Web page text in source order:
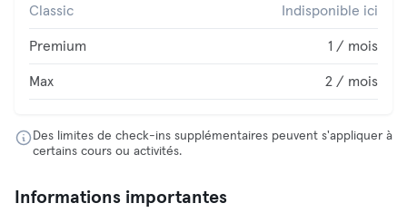
Classic Indisponible ici
Premium 1 / mois
Max 2 / mois
Des limites de check-ins supplémentaires peuvent s'appliquer à
certains cours ou activités.
Informations importantes